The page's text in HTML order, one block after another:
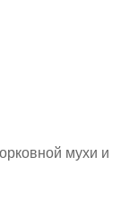
мухи и